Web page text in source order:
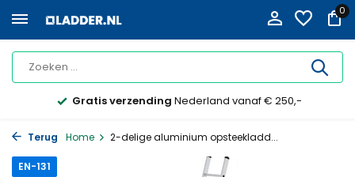
0
Gratis verzending Nederland vanaf € 250,-
Terug Home 2-delige aluminium opsteekladd...
EN-131